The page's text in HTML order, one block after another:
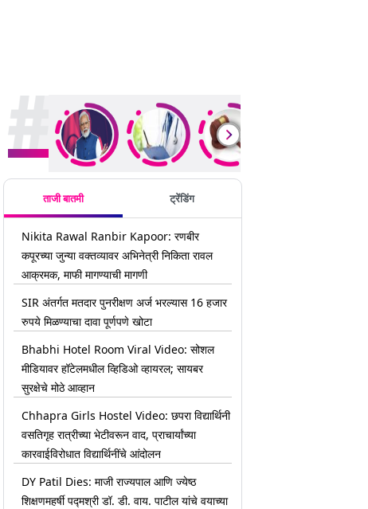
ताजी बातमी ट्रेंडिंग
Nikita Rawal Ranbir Kapoor: रणबीर
कपूरच्या जुन्या वक्तव्यावर अभिनेत्री निकिता रावल
आक्रमक, माफी मागण्याची मागणी
SIR अंतर्गत मतदार पुनरीक्षण अर्ज भरल्यास 16 हजार
रुपये मिळण्याचा दावा पूर्णपणे खोटा
Bhabhi Hotel Room Viral Video: सोशल
मीडियावर हॉटेलमधील व्हिडिओ व्हायरल; सायबर
सुरक्षेचे मोठे आव्हान
Chhapra Girls Hostel Video: छपरा विद्यार्थिनी
वसतिगृह रात्रीच्या भेटीवरून वाद, प्राचार्यांच्या
कारवाईविरोधात विद्यार्थिनींचे आंदोलन
DY Patil Dies: माजी राज्यपाल आणि ज्येष्ठ
शिक्षणमहर्षी पद्मश्री डॉ. डी. वाय. पाटील यांचे वयाच्या